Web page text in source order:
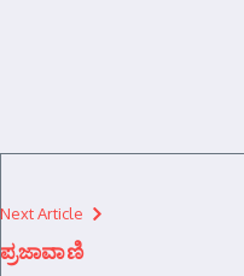
Next Article
ಪ್ರಜಾವಾಣಿ